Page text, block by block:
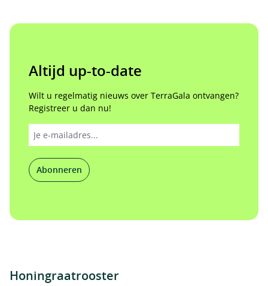
Altijd up-to-date
Wilt u regelmatig nieuws over TerraGala ontvangen?
Registreer u dan nu!
Abonneren
Honingraatrooster